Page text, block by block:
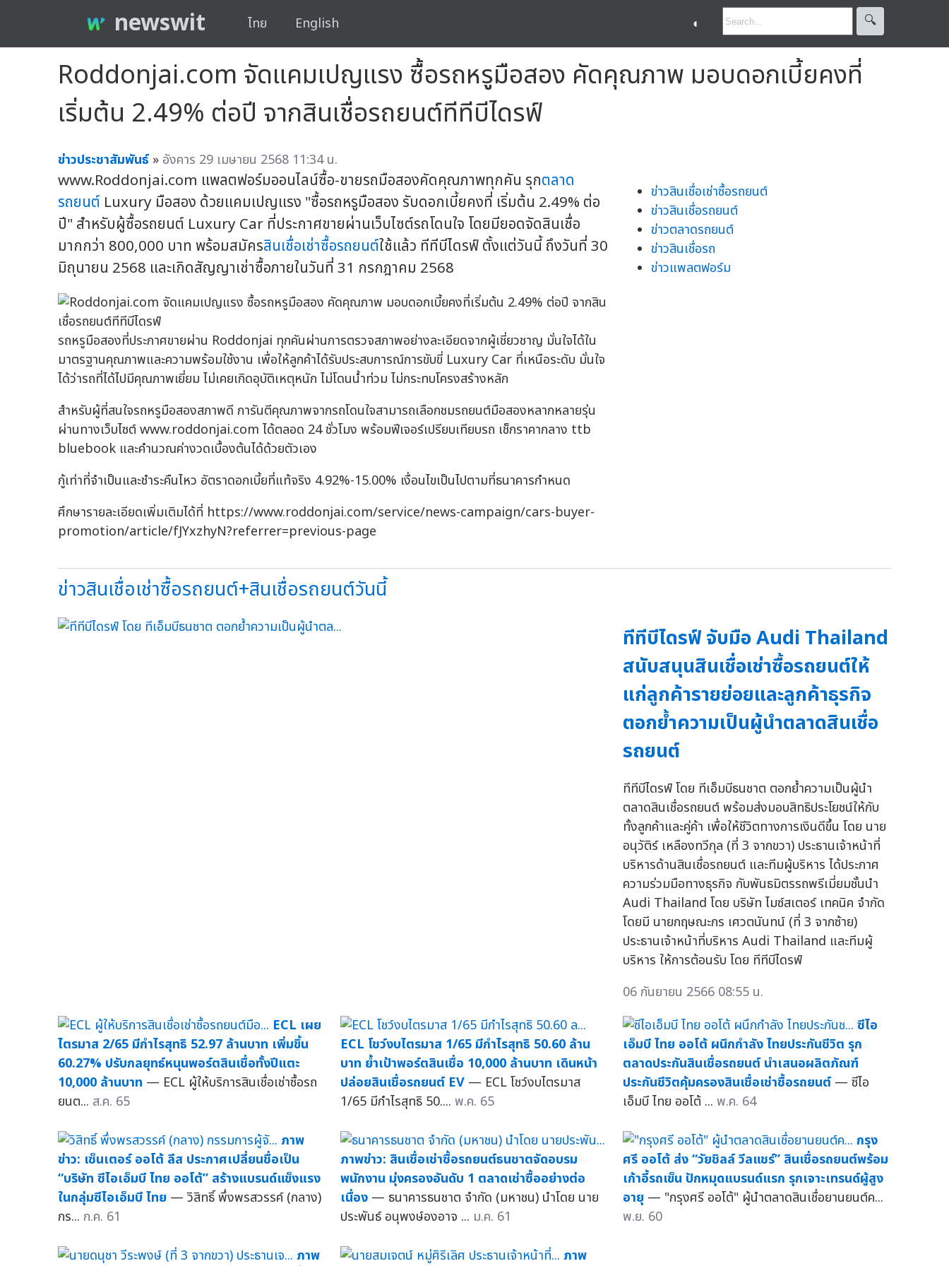
newswit ไทย English ◐ 🔍︎
Roddonjai.com จัดแคมเปญแรง ซื้อรถหรูมือสอง คัดคุณภาพ มอบดอกเบี้ยคงที่
เริ่มต้น 2.49% ต่อปี จากสินเชื่อรถยนต์ทีทีบีไดรฟ์
ข่าวประชาสัมพันธ์ » อังคาร 29 เมษายน 2568 11:34 น.
www.Roddonjai.com แพลตฟอร์มออนไลน์ซื้อ-ขายรถมือสองคัดคุณภาพทุกคัน รุกตลาด
รถยนต์ Luxury มือสอง ด้วยแคมเปญแรง "ซื้อรถหรูมือสอง รับดอกเบี้ยคงที่ เริ่มต้น 2.49% ต่อ
ปี" สำหรับผู้ซื้อรถยนต์ Luxury Car ที่ประกาศขายผ่านเว็บไซต์รถโดนใจ โดยมียอดจัดสินเชื่อ
มากกว่า 800,000 บาท พร้อมสมัครสินเชื่อเช่าซื้อรถยนต์ใช้แล้ว ทีทีบีไดรฟ์ ตั้งแต่วันนี้ ถึงวันที่ 30
มิถุนายน 2568 และเกิดสัญญาเช่าซื้อภายในวันที่ 31 กรกฎาคม 2568
รถหรูมือสองที่ประกาศขายผ่าน Roddonjai ทุกคันผ่านการตรวจสภาพอย่างละเอียดจากผู้เชี่ยวชาญ มั่นใจได้ใน
มาตรฐานคุณภาพและความพร้อมใช้งาน เพื่อให้ลูกค้าได้รับประสบการณ์การขับขี่ Luxury Car ที่เหนือระดับ มั่นใจ
ได้ว่ารถที่ได้ไปมีคุณภาพเยี่ยม ไม่เคยเกิดอุบัติเหตุหนัก ไม่โดนน้ำท่วม ไม่กระทบโครงสร้างหลัก
สำหรับผู้ที่สนใจรถหรูมือสองสภาพดี การันตีคุณภาพจากรถโดนใจสามารถเลือกชมรถยนต์มือสองหลากหลายรุ่น
ผ่านทางเว็บไซต์ www.roddonjai.com ได้ตลอด 24 ชั่วโมง พร้อมฟีเจอร์เปรียบเทียบรถ เช็กราคากลาง ttb
bluebook และคำนวณค่างวดเบื้องต้นได้ด้วยตัวเอง
กู้เท่าที่จำเป็นและชำระคืนไหว อัตราดอกเบี้ยที่แท้จริง 4.92%-15.00% เงื่อนไขเป็นไปตามที่ธนาคารกำหนด
ศึกษารายละเอียดเพิ่มเติมได้ที่ https://www.roddonjai.com/service/news-campaign/cars-buyer-
promotion/article/fJYxzhyN?referrer=previous-page
ข่าวสินเชื่อเช่าซื้อรถยนต์
ข่าวสินเชื่อรถยนต์
ข่าวตลาดรถยนต์
ข่าวสินเชื่อรถ
ข่าวแพลตฟอร์ม
ข่าวสินเชื่อเช่าซื้อรถยนต์+สินเชื่อรถยนต์วันนี้
ทีทีบีไดรฟ์ จับมือ Audi Thailand
สนับสนุนสินเชื่อเช่าซื้อรถยนต์ให้
แก่ลูกค้ารายย่อยและลูกค้าธุรกิจ
ตอกย้ำความเป็นผู้นำตลาดสินเชื่อ
รถยนต์
ทีทีบีไดรฟ์ โดย ทีเอ็มบีธนชาต ตอกย้ำความเป็นผู้นำ
ตลาดสินเชื่อรถยนต์ พร้อมส่งมอบสิทธิประโยชน์ให้กับ
ทั้งลูกค้าและคู่ค้า เพื่อให้ชีวิตทางการเงินดีขึ้น โดย นาย
อนุวัติร์ เหลืองทวีกุล (ที่ 3 จากขวา) ประธานเจ้าหน้าที่
บริหารด้านสินเชื่อรถยนต์ และทีมผู้บริหาร ได้ประกาศ
ความร่วมมือทางธุรกิจ กับพันธมิตรรถพรีเมี่ยมชั้นนำ
Audi Thailand โดย บริษัท ไมซ์สเตอร์ เทคนิค จำกัด
โดยมี นายกฤษณะกร เศวตนันทน์ (ที่ 3 จากซ้าย)
ประธานเจ้าหน้าที่บริหาร Audi Thailand และทีมผู้
บริหาร ให้การต้อนรับ โดย ทีทีบีไดรฟ์
06 กันยายน 2566 08:55 น.
ECL เผย
ไตรมาส 2/65 มีกำไรสุทธิ 52.97 ล้านบาท เพิ่มขึ้น
60.27% ปรับกลยุทธ์หนุนพอร์ตสินเชื่อทั้งปีแตะ
10,000 ล้านบาท — ECL ผู้ให้บริการสินเชื่อเช่าซื้อรถ
ยนต... ส.ค. 65
ECL โชว์งบไตรมาส 1/65 มีกำไรสุทธิ 50.60 ล้าน
บาท ย้ำเป้าพอร์ตสินเชื่อ 10,000 ล้านบาท เดินหน้า
ปล่อยสินเชื่อรถยนต์ EV — ECL โชว์งบไตรมาส
1/65 มีกำไรสุทธิ 50.... พ.ค. 65
ซีไอ
เอ็มบี ไทย ออโต้ ผนึกกำลัง ไทยประกันชีวิต รุก
ตลาดประกันสินเชื่อรถยนต์ นำเสนอผลิตภัณฑ์
ประกันชีวิตคุ้มครองสินเชื่อเช่าซื้อรถยนต์ — ซีไอ
เอ็มบี ไทย ออโต้ ... พ.ค. 64
ภาพ
ข่าว: เซ็นเตอร์ ออโต้ ลีส ประกาศเปลี่ยนชื่อเป็น
“บริษัท ซีไอเอ็มบี ไทย ออโต้” สร้างแบรนด์แข็งแรง
ในกลุ่มซีไอเอ็มบี ไทย — วิสิทธิ์ พึ่งพรสวรรค์ (กลาง)
กร... ก.ค. 61
ภาพข่าว: สินเชื่อเช่าซื้อรถยนต์ธนชาตจัดอบรม
พนักงาน มุ่งครองอันดับ 1 ตลาดเช่าซื้ออย่างต่อ
เนื่อง — ธนาคารธนชาต จำกัด (มหาชน) นำโดย นาย
ประพันธ์ อนุพงษ์องอาจ ... ม.ค. 61
กรุง
ศรี ออโต้ ส่ง “วัยชิลล์ วีลแชร์” สินเชื่อรถยนต์พร้อม
เก้าอี้รถเข็น ปักหมุดแบรนด์แรก รุกเจาะเทรนด์ผู้สูง
อายุ — "กรุงศรี ออโต้" ผู้นำตลาดสินเชื่อยานยนต์ค...
พ.ย. 60
ภาพ
ภาพ